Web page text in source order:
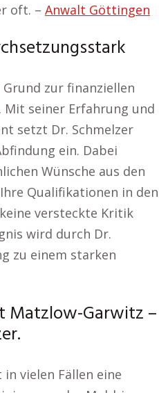
oft. – Anwalt Göttingen
Grund zur finanziellen
Mit seiner Erfahrung und
setzt Dr. Schmelzer
ein. Dabei
Wünsche aus den
Qualifikationen in den
versteckte Kritik
wird durch Dr.
zu einem starken
Matzlow-Garwitz –
vielen Fällen eine